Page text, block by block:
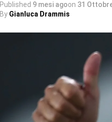
Published 9 mesi agoon 31
By Gianluca Drammis